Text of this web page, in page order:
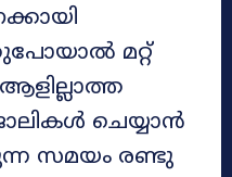
മറ്റ്
ചെയ്യാൻ
സമയം രണ്ടു